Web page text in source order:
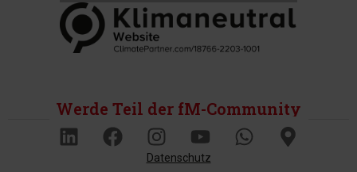
Werde Teil der fM-Community
Datenschutz